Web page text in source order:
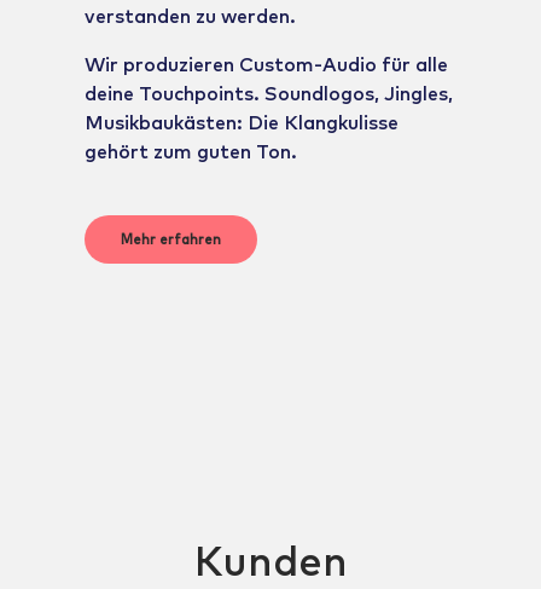
verstanden zu werden.
Wir produzieren Custom-Audio für alle
deine Touchpoints. Soundlogos, Jingles,
Musikbaukästen: Die Klangkulisse
gehört zum guten Ton.
Mehr erfahren
Kunden